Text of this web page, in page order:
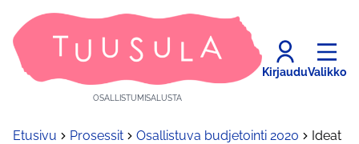
OSALLISTUMISALUSTA
KirjauduValikko
Etusivu Prosessit Osallistuva budjetointi 2020 Ideat